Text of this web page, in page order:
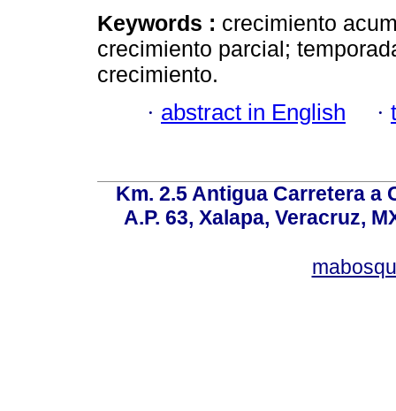
Keywords : crecimiento
crecimiento parcial;
crecimiento.
· abstract in English ·
Km. 2.5 Antigua Carretera a
A.P. 63, Xalapa, Veracruz,